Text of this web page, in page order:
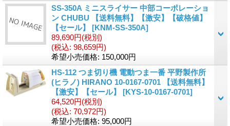
SS-350A ミニスライサー 中部コーポレーショ
ン CHUBU 【送料無料】【激安】【破格値】
【セール】 [KNM-SS-350A]
89,690円(税別)
(税込: 98,659円)
希望小売価格: 150,000円
HS-112 つま切り機 電動つま一番 平野製作所
(ヒラノ) HIRANO 10-0167-0701 【送料無料】
【激安】【セール】 [KYS-10-0167-0701]
64,520円(税別)
(税込: 70,972円)
希望小売価格: 95,000円